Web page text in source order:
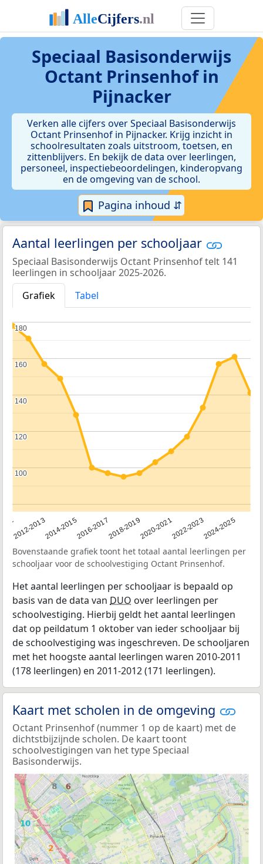
Speciaal Basisonderwijs
Octant Prinsenhof in
Pijnacker
Verken alle cijfers over Speciaal Basisonderwijs
Octant Prinsenhof in Pijnacker. Krijg inzicht in
schoolresultaten zoals uitstroom, toetsen, en
zittenblijvers. En bekijk de data over leerlingen,
personeel, inspectiebeoordelingen, kinderopvang
en de omgeving van de school.
Pagina inhoud ⇵
Aantal leerlingen per schooljaar
Speciaal Basisonderwijs Octant Prinsenhof telt 141
leerlingen in schooljaar 2025-2026.
Grafiek
Tabel
2012-20132014-20152016-20172018-20192020-20212022-20232024-2025
100
100
120
120
140
140
160
160
180
180
Bovenstaande grafiek toont het totaal aantal leerlingen per
schooljaar voor de schoolvestiging Octant Prinsenhof.
Het aantal leerlingen per schooljaar is bepaald op
basis van de data van DUO over leerlingen per
schoolvestiging. Hierbij geldt het aantal leerlingen
dat op peildatum 1 oktober van ieder schooljaar bij
de schoolvestiging was ingeschreven. De schooljaren
met het hoogste aantal leerlingen waren 2010-2011
(178 leerlingen) en 2011-2012 (171 leerlingen).
Kaart met scholen in de omgeving
Octant Prinsenhof (nummer 1 op de kaart) met de
dichtstbijzijnde scholen. De kaart toont
schoolvestigingen van het type Speciaal
Basisonderwijs.